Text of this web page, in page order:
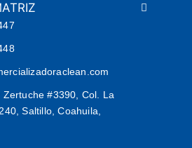
Zertuche #3390, Col. La
Saltillo, Coahuila,